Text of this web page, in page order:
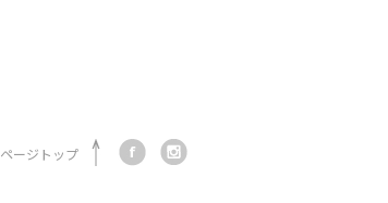
ページトップ